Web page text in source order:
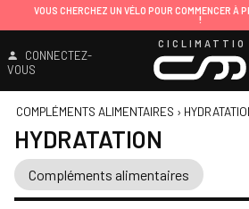
VOUS CHERCHEZ UN VÉLO POUR COMMENCER À
!
CONNECTEZ-
VOUS
CICLIMATTIO
COMPLÉMENTS ALIMENTAIRES ›
HYDRATATION
Compléments alimentaires